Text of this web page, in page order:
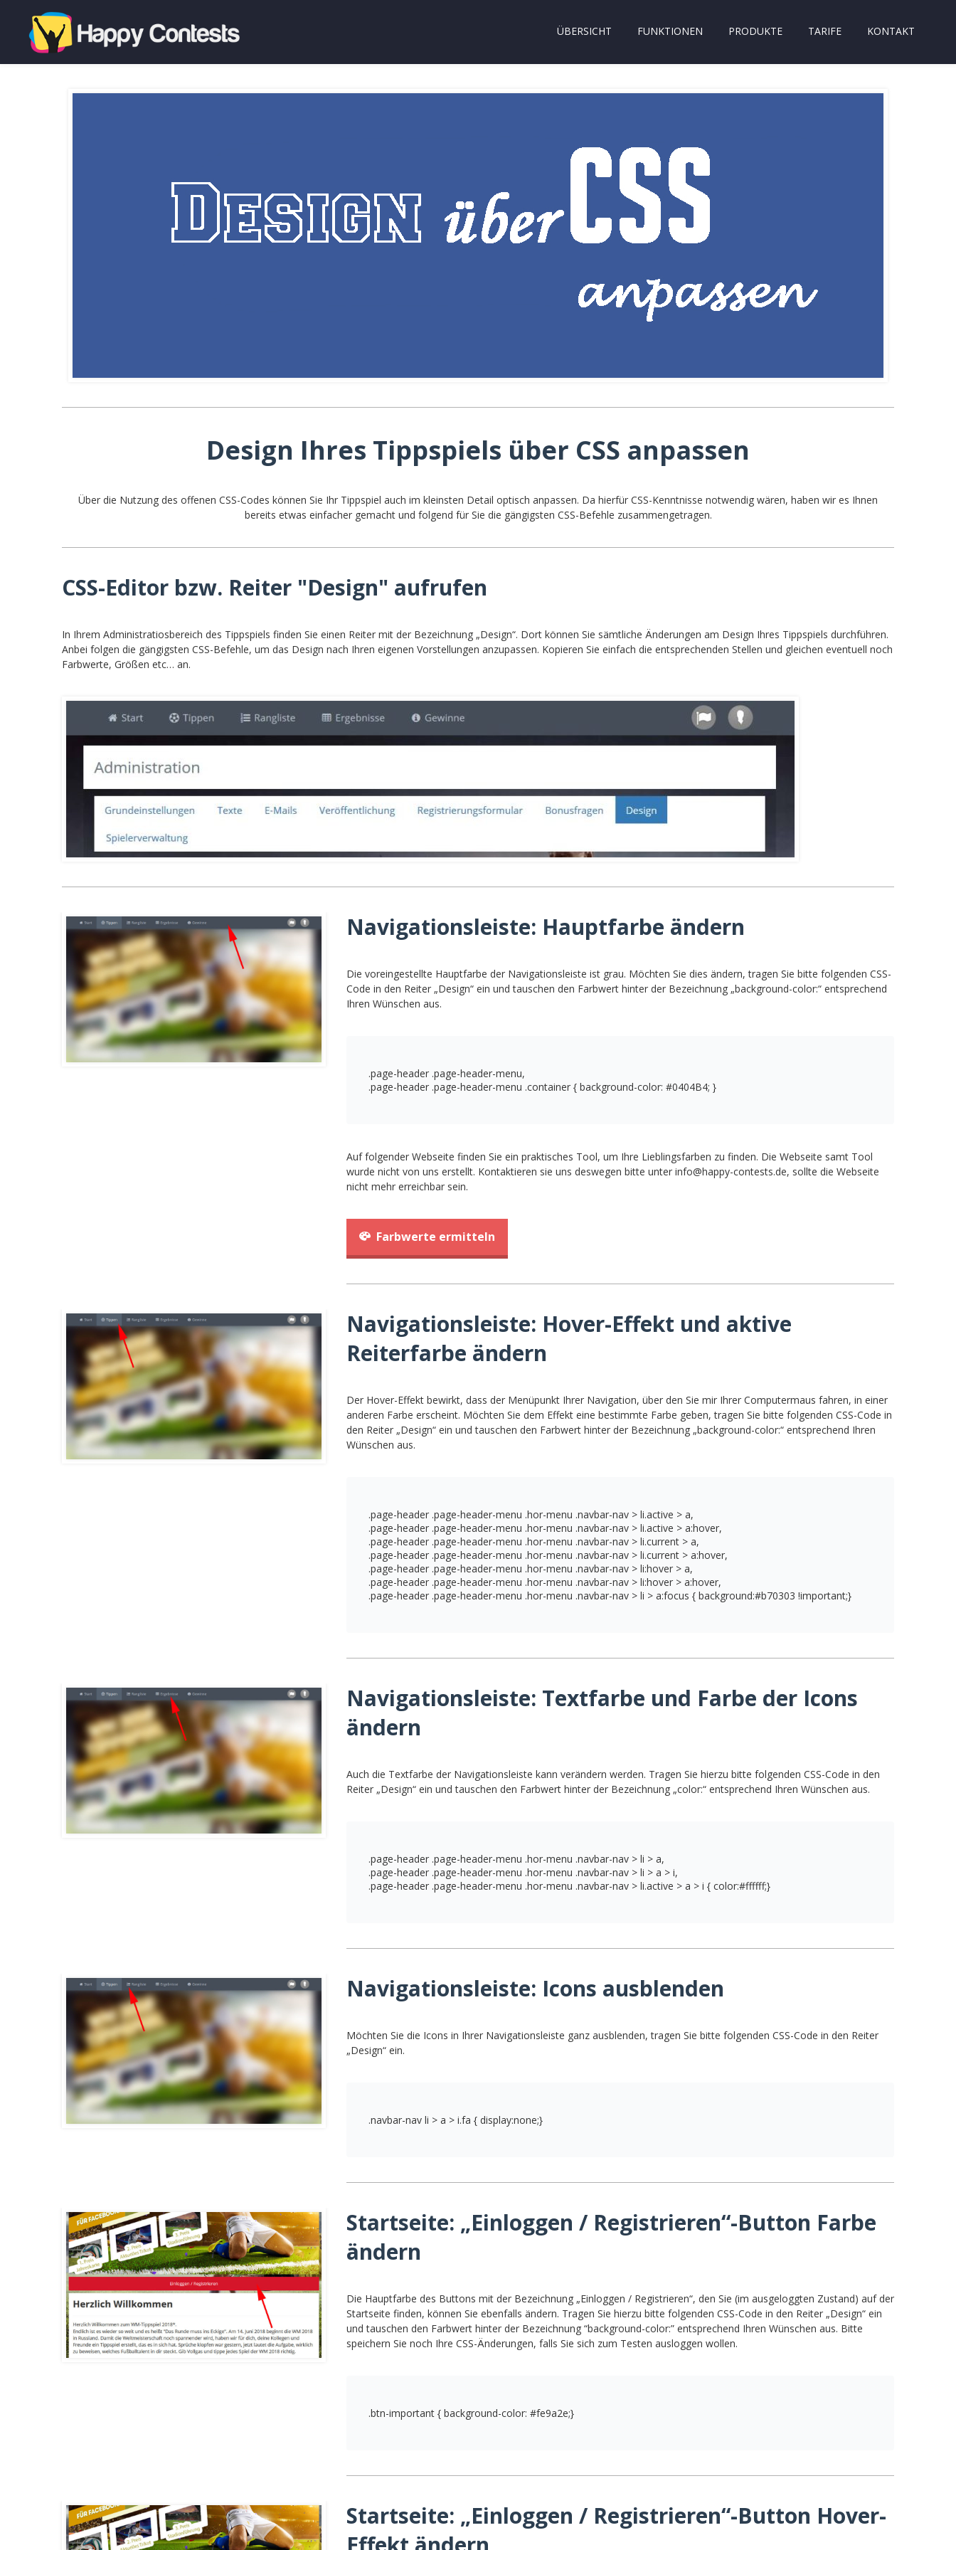
ÜBERSICHT FUNKTIONEN PRODUKTE TARIFE KONTAKT
Design Ihres Tippspiels über CSS anpassen
Über die Nutzung des offenen CSS-Codes können Sie Ihr Tippspiel auch im kleinsten Detail optisch anpassen. Da hierfür CSS-Kenntnisse notwendig wären, haben wir es Ihnen
bereits etwas einfacher gemacht und folgend für Sie die gängigsten CSS-Befehle zusammengetragen.
CSS-Editor bzw. Reiter "Design" aufrufen
In Ihrem Administratiosbereich des Tippspiels finden Sie einen Reiter mit der Bezeichnung „Design“. Dort können Sie sämtliche Änderungen am Design Ihres Tippspiels durchführen.
Anbei folgen die gängigsten CSS-Befehle, um das Design nach Ihren eigenen Vorstellungen anzupassen. Kopieren Sie einfach die entsprechenden Stellen und gleichen eventuell noch
Farbwerte, Größen etc… an.
Navigationsleiste: Hauptfarbe ändern
Die voreingestellte Hauptfarbe der Navigationsleiste ist grau. Möchten Sie dies ändern, tragen Sie bitte folgenden CSS-
Code in den Reiter „Design“ ein und tauschen den Farbwert hinter der Bezeichnung „background-color:“ entsprechend
Ihren Wünschen aus.
.page-header .page-header-menu,
.page-header .page-header-menu .container { background-color: #0404B4; }
Auf folgender Webseite finden Sie ein praktisches Tool, um Ihre Lieblingsfarben zu finden. Die Webseite samt Tool
wurde nicht von uns erstellt. Kontaktieren sie uns deswegen bitte unter info@happy-contests.de, sollte die Webseite
nicht mehr erreichbar sein.
Farbwerte ermitteln
Navigationsleiste: Hover-Effekt und aktive
Reiterfarbe ändern
Der Hover-Effekt bewirkt, dass der Menüpunkt Ihrer Navigation, über den Sie mir Ihrer Computermaus fahren, in einer
anderen Farbe erscheint. Möchten Sie dem Effekt eine bestimmte Farbe geben, tragen Sie bitte folgenden CSS-Code in
den Reiter „Design“ ein und tauschen den Farbwert hinter der Bezeichnung „background-color:“ entsprechend Ihren
Wünschen aus.
.page-header .page-header-menu .hor-menu .navbar-nav > li.active > a,
.page-header .page-header-menu .hor-menu .navbar-nav > li.active > a:hover,
.page-header .page-header-menu .hor-menu .navbar-nav > li.current > a,
.page-header .page-header-menu .hor-menu .navbar-nav > li.current > a:hover,
.page-header .page-header-menu .hor-menu .navbar-nav > li:hover > a,
.page-header .page-header-menu .hor-menu .navbar-nav > li:hover > a:hover,
.page-header .page-header-menu .hor-menu .navbar-nav > li > a:focus { background:#b70303 !important;}
Navigationsleiste: Textfarbe und Farbe der Icons
ändern
Auch die Textfarbe der Navigationsleiste kann verändern werden. Tragen Sie hierzu bitte folgenden CSS-Code in den
Reiter „Design“ ein und tauschen den Farbwert hinter der Bezeichnung „color:“ entsprechend Ihren Wünschen aus.
.page-header .page-header-menu .hor-menu .navbar-nav > li > a,
.page-header .page-header-menu .hor-menu .navbar-nav > li > a > i,
.page-header .page-header-menu .hor-menu .navbar-nav > li.active > a > i { color:#ffffff;}
Navigationsleiste: Icons ausblenden
Möchten Sie die Icons in Ihrer Navigationsleiste ganz ausblenden, tragen Sie bitte folgenden CSS-Code in den Reiter
„Design“ ein.
.navbar-nav li > a > i.fa { display:none;}
Startseite: „Einloggen / Registrieren“-Button Farbe
ändern
Die Hauptfarbe des Buttons mit der Bezeichnung „Einloggen / Registrieren“, den Sie (im ausgeloggten Zustand) auf der
Startseite finden, können Sie ebenfalls ändern. Tragen Sie hierzu bitte folgenden CSS-Code in den Reiter „Design“ ein
und tauschen den Farbwert hinter der Bezeichnung “background-color:” entsprechend Ihren Wünschen aus. Bitte
speichern Sie noch Ihre CSS-Änderungen, falls Sie sich zum Testen ausloggen wollen.
.btn-important { background-color: #fe9a2e;}
Startseite: „Einloggen / Registrieren“-Button Hover-